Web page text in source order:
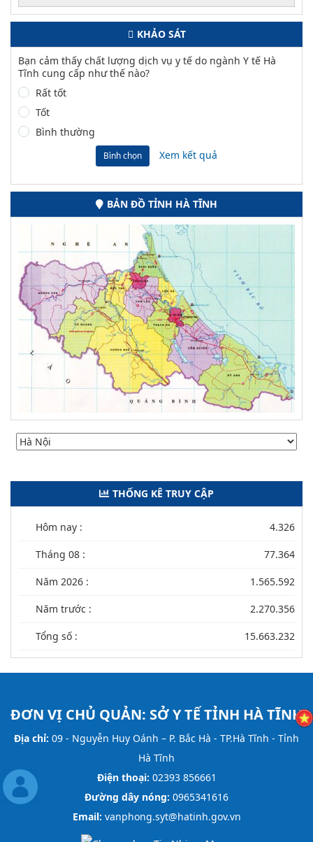
KHẢO SÁT
Bạn cảm thấy chất lượng dịch vụ y tế do ngành Y tế Hà
Tĩnh cung cấp như thế nào?
Rất tốt
Tốt
Bình thường
Bình chọn Xem kết quả
BẢN ĐỒ TỈNH HÀ TĨNH
THỐNG KÊ TRUY CẬP
Hôm nay : 4.326
Tháng 08 : 77.364
Năm 2026 : 1.565.592
Năm trước : 2.270.356
Tổng số : 15.663.232
ĐƠN VỊ CHỦ QUẢN: SỞ Y TẾ TỈNH HÀ TĨNH
Địa chỉ: 09 - Nguyễn Huy Oánh – P. Bắc Hà - TP.Hà Tĩnh - Tỉnh
Hà Tĩnh
Điện thoại: 02393 856661
Đường dây nóng: 0965341616
Email: vanphong.syt@hatinh.gov.vn